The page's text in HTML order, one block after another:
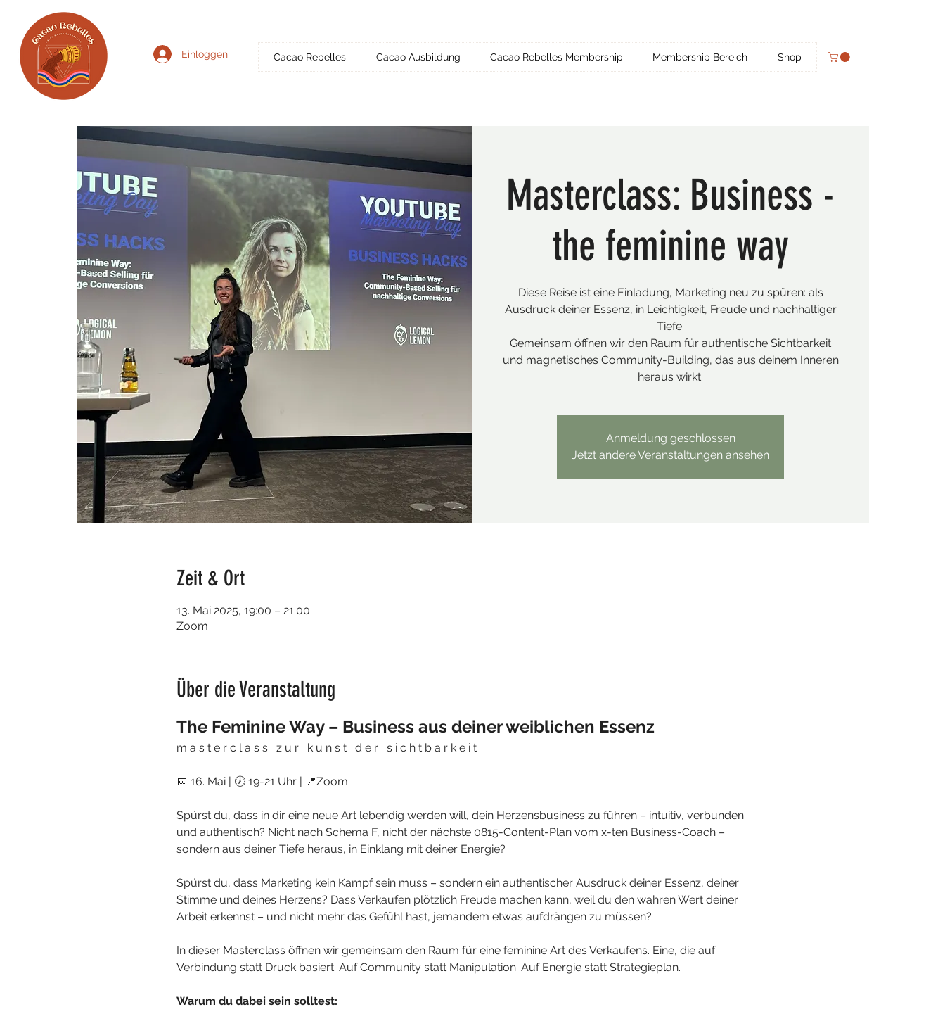
Einloggen Cacao Rebelles Cacao Ausbildung Cacao Rebelles Membership Membership Bereich Shop
Masterclass: Business -
the feminine way
Diese Reise ist eine Einladung, Marketing neu zu spüren: als
Ausdruck deiner Essenz, in Leichtigkeit, Freude und nachhaltiger
Tiefe.
Gemeinsam öffnen wir den Raum für authentische Sichtbarkeit
und magnetisches Community-Building, das aus deinem Inneren
heraus wirkt.
Anmeldung geschlossen
Jetzt andere Veranstaltungen ansehen
Zeit & Ort
13. Mai 2025, 19:00 – 21:00
Zoom
Über die Veranstaltung
The Feminine Way – Business aus deiner weiblichen Essenz
m a s t e r c l a s s   z u r   k u n s t   d e r   s i c h t b a r k e i t
📅 16. Mai | 🕖 19-21 Uhr | 📍Zoom
Spürst du, dass in dir eine neue Art lebendig werden will, dein Herzensbusiness zu führen – intuitiv, verbunden
und authentisch? Nicht nach Schema F, nicht der nächste 0815-Content-Plan vom x-ten Business-Coach –
sondern aus deiner Tiefe heraus, in Einklang mit deiner Energie?
Spürst du, dass Marketing kein Kampf sein muss – sondern ein authentischer Ausdruck deiner Essenz, deiner
Stimme und deines Herzens? Dass Verkaufen plötzlich Freude machen kann, weil du den wahren Wert deiner
Arbeit erkennst – und nicht mehr das Gefühl hast, jemandem etwas aufdrängen zu müssen?
In dieser Masterclass öffnen wir gemeinsam den Raum für eine feminine Art des Verkaufens. Eine, die auf
Verbindung statt Druck basiert. Auf Community statt Manipulation. Auf Energie statt Strategieplan.
Warum du dabei sein solltest: